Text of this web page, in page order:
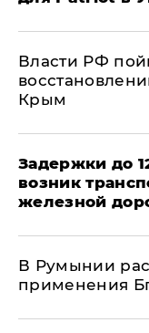
Власти РФ
Крым
Задержки до
возник
железной
В Румынии
применения